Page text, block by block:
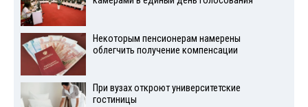
Некоторым пенсионерам намерены
облегчить получение компенсации
При вузах откроют университетские
гостиницы